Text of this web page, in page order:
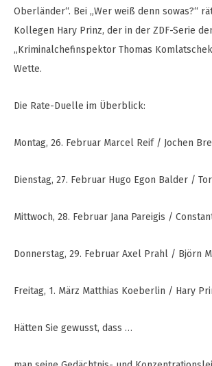
Oberländer“. Bei „Wer weiß denn sowas?“
Kollegen Hary Prinz, der in der ZDF-Serie
„Kriminalchefinspektor Thomas
Wette.
Die Rate-Duelle im Überblick:
Montag, 26. Februar Marcel Reif / Jochen
Dienstag, 27. Februar Hugo Egon Balder /
Mittwoch, 28. Februar Jana Pareigis /
Donnerstag, 29. Februar Axel Prahl / Björn
Freitag, 1. März Matthias Koeberlin / Hary
Hätten Sie gewusst, dass …